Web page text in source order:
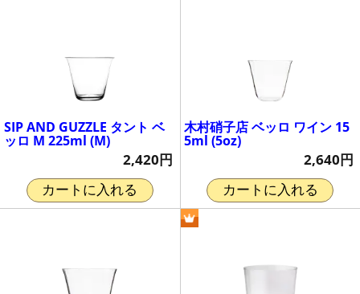
SIP AND GUZZLE タント ベ
ッロ M 225ml (M)
2,420円
カートに入れる
木村硝子店 ベッロ ワイン 15
5ml (5oz)
2,640円
カートに入れる